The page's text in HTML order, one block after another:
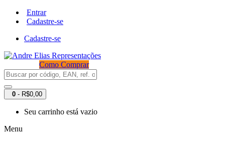
Entrar
Cadastre-se
Cadastre-se
Como Comprar
0 - R$0,00
Seu carrinho está vazio
Menu